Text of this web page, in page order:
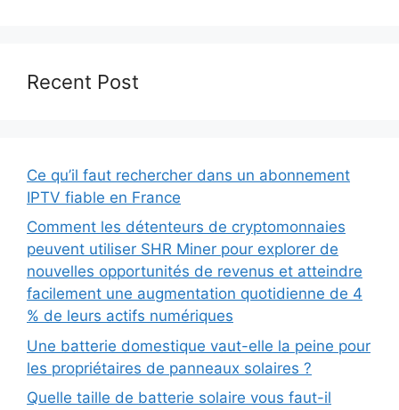
Recent Post
Ce qu’il faut rechercher dans un abonnement
IPTV fiable en France
Comment les détenteurs de cryptomonnaies
peuvent utiliser SHR Miner pour explorer de
nouvelles opportunités de revenus et atteindre
facilement une augmentation quotidienne de 4
% de leurs actifs numériques
Une batterie domestique vaut-elle la peine pour
les propriétaires de panneaux solaires ?
Quelle taille de batterie solaire vous faut-il